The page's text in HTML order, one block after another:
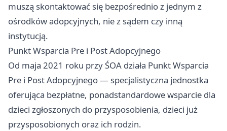
muszą skontaktować się bezpośrednio z jednym z
ośrodków adopcyjnych, nie z sądem czy inną
instytucją.
Punkt Wsparcia Pre i Post Adopcyjnego
Od maja 2021 roku przy ŚOA działa Punkt Wsparcia
Pre i Post Adopcyjnego — specjalistyczna jednostka
oferująca bezpłatne, ponadstandardowe wsparcie dla
dzieci zgłoszonych do przysposobienia, dzieci już
przysposobionych oraz ich rodzin.